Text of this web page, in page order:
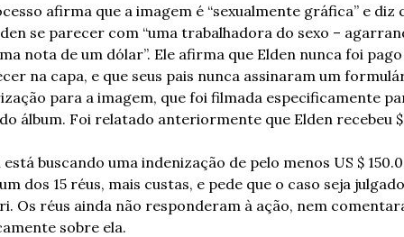
afirma que a imagem é “sexualmente gráfica” e diz
se parecer com “uma trabalhadora do sexo –
nota de um dólar”. Ele afirma que Elden nunca foi
na capa, e que seus pais nunca assinaram um
para a imagem, que foi filmada especificamente
álbum. Foi relatado anteriormente que Elden recebeu
está buscando uma indenização de pelo menos US $
dos 15 réus, mais custas, e pede que o caso seja
Os réus ainda não responderam à ação, nem
sobre ela.